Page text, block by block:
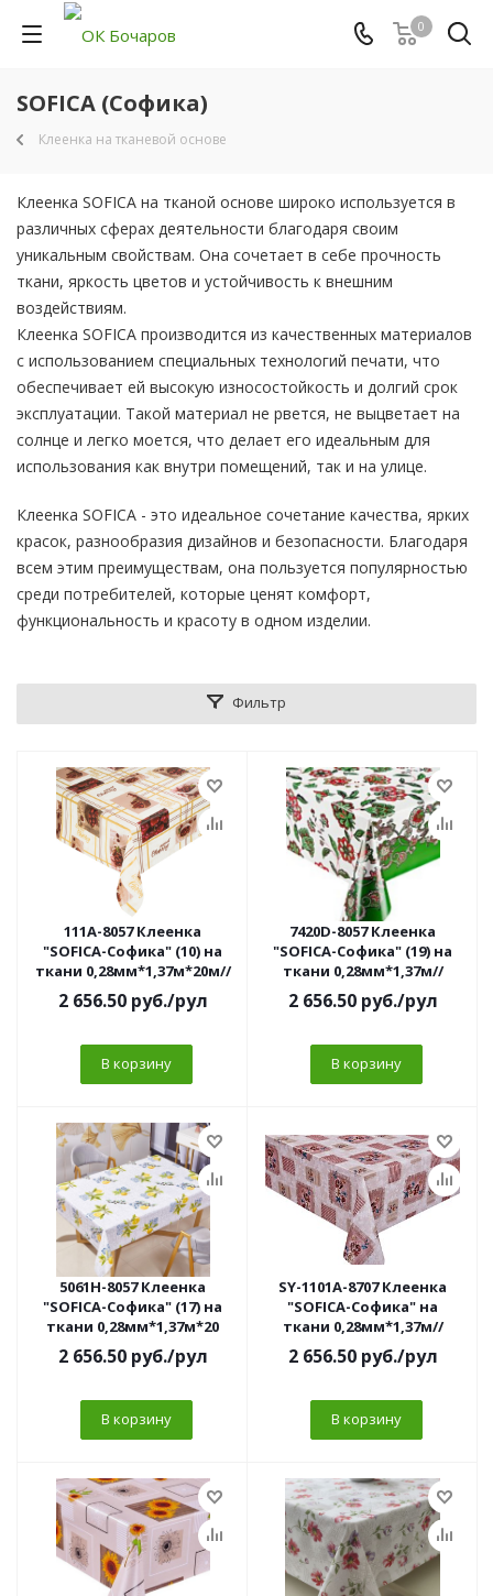
0
SOFICA (Софика)
Клеенка на тканевой основе
Клеенка SOFICA на тканой основе широко используется в
различных сферах деятельности благодаря своим
уникальным свойствам. Она сочетает в себе прочность
ткани, яркость цветов и устойчивость к внешним
воздействиям.
Клеенка SOFICA производится из качественных материалов
с использованием специальных технологий печати, что
обеспечивает ей высокую износостойкость и долгий срок
эксплуатации. Такой материал не рвется, не выцветает на
солнце и легко моется, что делает его идеальным для
использования как внутри помещений, так и на улице.
Клеенка SOFICA - это идеальное сочетание качества, ярких
красок, разнообразия дизайнов и безопасности. Благодаря
всем этим преимуществам, она пользуется популярностью
среди потребителей, которые ценят комфорт,
функциональность и красоту в одном изделии.
Фильтр
111A-8057 Клеенка
"SOFICA-Софика" (10) на
ткани 0,28мм*1,37м*20м//
2 656.50руб./рул
В корзину
7420D-8057 Клеенка
"SOFICA-Софика" (19) на
ткани 0,28мм*1,37м//
2 656.50руб./рул
В корзину
5061H-8057 Клеенка
"SOFICA-Софика" (17) на
ткани 0,28мм*1,37м*20
2 656.50руб./рул
В корзину
SY-1101А-8707 Клеенка
"SOFICA-Софика" на
ткани 0,28мм*1,37м//
2 656.50руб./рул
В корзину